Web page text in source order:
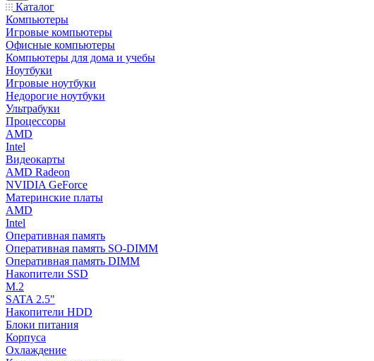
Каталог
Компьютеры
Игровые компьютеры
Офисные компьютеры
Компьютеры для дома и учебы
Ноутбуки
Игровые ноутбуки
Недорогие ноутбуки
Ультрабуки
Процессоры
AMD
Intel
Видеокарты
AMD Radeon
NVIDIA GeForce
Материнские платы
AMD
Intel
Оперативная память
Оперативная память SO-DIMM
Оперативная память DIMM
Накопители SSD
M.2
SATA 2.5"
Накопители HDD
Блоки питания
Корпуса
Охлаждение